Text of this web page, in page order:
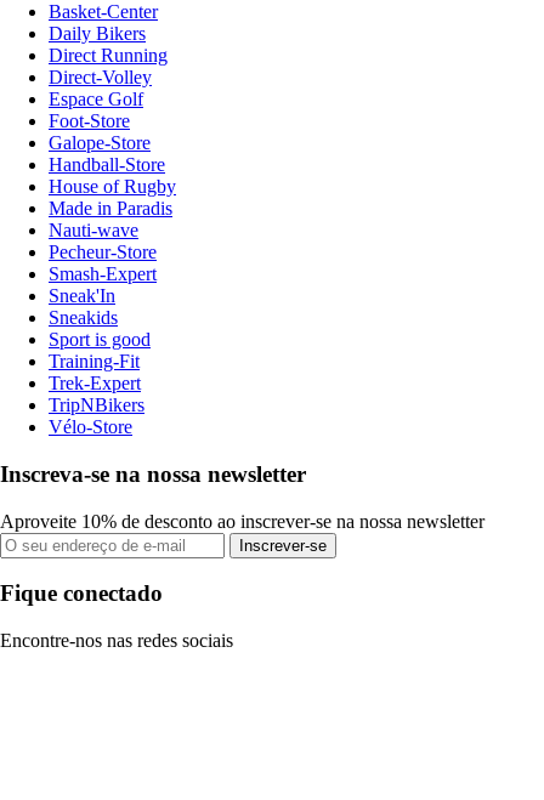
Basket-Center
Daily Bikers
Direct Running
Direct-Volley
Espace Golf
Foot-Store
Galope-Store
Handball-Store
House of Rugby
Made in Paradis
Nauti-wave
Pecheur-Store
Smash-Expert
Sneak'In
Sneakids
Sport is good
Training-Fit
Trek-Expert
TripNBikers
Vélo-Store
Inscreva-se na nossa newsletter
Aproveite 10% de desconto ao inscrever-se na nossa newsletter
Inscrever-se
Fique conectado
Encontre-nos nas redes sociais